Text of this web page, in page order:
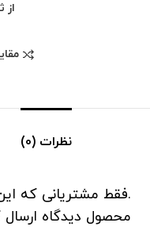
نظرات (0)
.فقط مشتریانی که
محصول دیدگاه ارسال